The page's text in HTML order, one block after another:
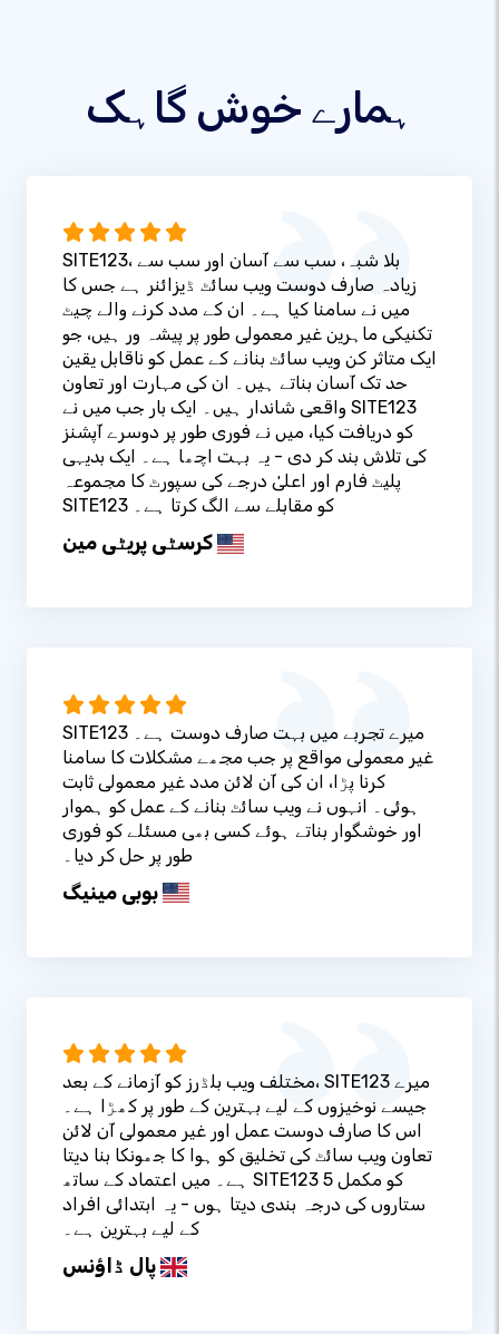
ہمارے خوش گاہک
SITE123، بلا شبہ، سب سے آسان اور سب سے
زیادہ صارف دوست ویب سائٹ ڈیزائنر ہے جس کا
میں نے سامنا کیا ہے۔ ان کے مدد کرنے والے چیٹ
تکنیکی ماہرین غیر معمولی طور پر پیشہ ور ہیں، جو
ایک متاثر کن ویب سائٹ بنانے کے عمل کو ناقابل یقین
حد تک آسان بناتے ہیں۔ ان کی مہارت اور تعاون
واقعی شاندار ہیں۔ ایک بار جب میں نے SITE123
کو دریافت کیا، میں نے فوری طور پر دوسرے آپشنز
کی تلاش بند کر دی - یہ بہت اچھا ہے۔ ایک بدیہی
پلیٹ فارم اور اعلیٰ درجے کی سپورٹ کا مجموعہ
SITE123 کو مقابلے سے الگ کرتا ہے۔
کرسٹی پریٹی مین
SITE123 میرے تجربے میں بہت صارف دوست ہے۔
غیر معمولی مواقع پر جب مجھے مشکلات کا سامنا
کرنا پڑا، ان کی آن لائن مدد غیر معمولی ثابت
ہوئی۔ انہوں نے ویب سائٹ بنانے کے عمل کو ہموار
اور خوشگوار بناتے ہوئے کسی بھی مسئلے کو فوری
طور پر حل کر دیا۔
بوبی مینیگ
مختلف ویب بلڈرز کو آزمانے کے بعد، SITE123 میرے
جیسے نوخیزوں کے لیے بہترین کے طور پر کھڑا ہے۔
اس کا صارف دوست عمل اور غیر معمولی آن لائن
تعاون ویب سائٹ کی تخلیق کو ہوا کا جھونکا بنا دیتا
ہے۔ میں اعتماد کے ساتھ SITE123 کو مکمل 5
ستاروں کی درجہ بندی دیتا ہوں - یہ ابتدائی افراد
کے لیے بہترین ہے۔
پال ڈاؤنس